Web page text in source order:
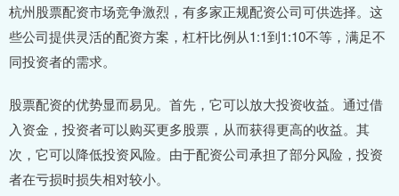
杭州股票配资市场竞争激烈，有多家正规配资公司可供选择。这
些公司提供灵活的配资方案，杠杆比例从1:1到1:10不等，满足不
同投资者的需求。
股票配资的优势显而易见。首先，它可以放大投资收益。通过借
入资金，投资者可以购买更多股票，从而获得更高的收益。其
次，它可以降低投资风险。由于配资公司承担了部分风险，投资
者在亏损时损失相对较小。